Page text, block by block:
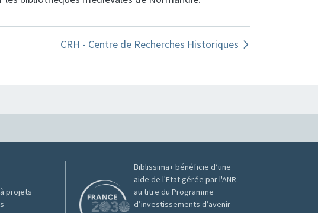
sur la Conservation
CRH - Centre de Recherches Historiques
projets
Biblissima+ bénéficie d’une
aide de l'Etat gérée par l'ANR
au titre du Programme
d’investissements d’avenir